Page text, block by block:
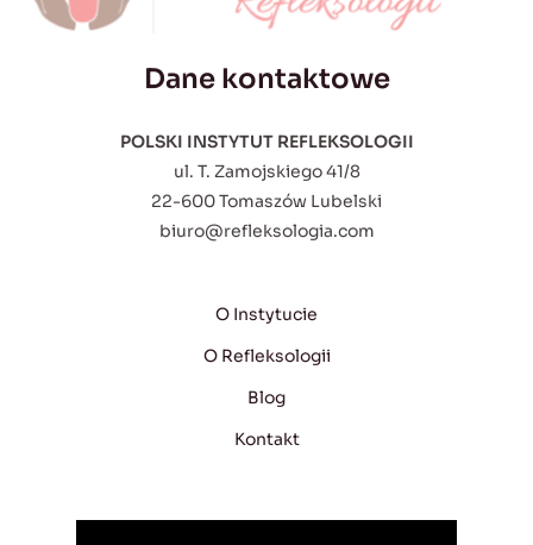
Dane kontaktowe
POLSKI INSTYTUT REFLEKSOLOGII
ul. T. Zamojskiego 41/8
22-600 Tomaszów Lubelski
biuro@refleksologia.com
O Instytucie
O Refleksologii
Blog
Kontakt